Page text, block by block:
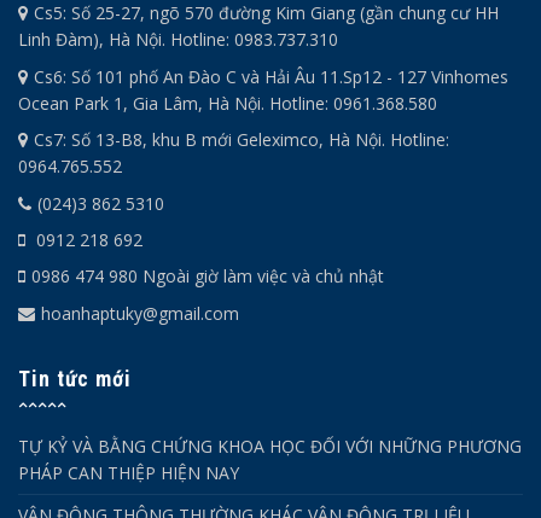
Cs5: Số 25-27, ngõ 570 đường Kim Giang (gần chung cư HH
Linh Đàm), Hà Nội. Hotline: 0983.737.310
Cs6: Số 101 phố An Đào C và Hải Âu 11.Sp12 - 127 Vinhomes
Ocean Park 1, Gia Lâm, Hà Nội. Hotline: 0961.368.580
Cs7: Số 13-B8, khu B mới Geleximco, Hà Nội. Hotline:
0964.765.552
(024)3 862 5310
0912 218 692
0986 474 980 Ngoài giờ làm việc và chủ nhật
hoanhaptuky@gmail.com
Tin tức mới
TỰ KỶ VÀ BẰNG CHỨNG KHOA HỌC ĐỐI VỚI NHỮNG PHƯƠNG
PHÁP CAN THIỆP HIỆN NAY